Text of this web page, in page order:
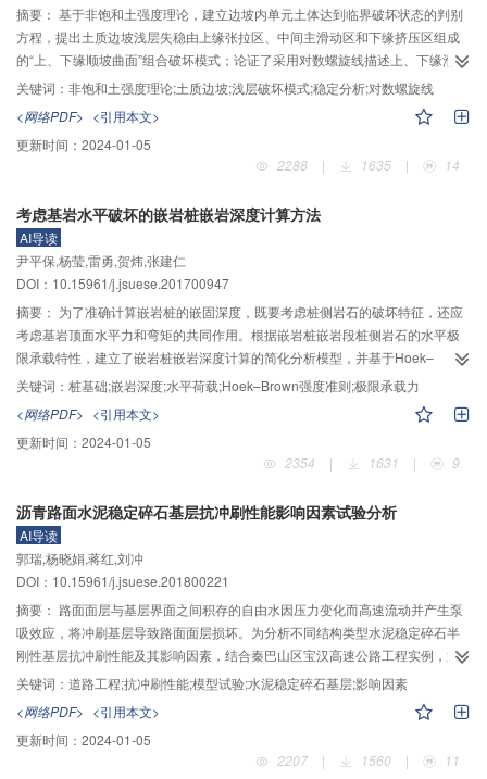
线亦基本重合；固结后期超静孔压消散曲线虽略有差异，但其对计算结果影响
甚微，可忽略。
摘要： 基于非饱和土强度理论，建立边坡内单元土体达到临界破坏状态的判别
方程，提出土质边坡浅层失稳由上缘张拉区、中间主滑动区和下缘挤压区组成
的“上、下缘顺坡曲面”组合破坏模式；论证了采用对数螺旋线描述上、下缘滑动
体破裂面形态的合理性，并采用极限平衡理论建立了适用于非饱和土质边坡浅
层破坏的稳定性分析方法。结果表明：“上、下缘顺坡曲面”组合破坏稳定分析方
法能够较好地反映滑坡深度z
之间的变化关系；对于饱
和土质边坡，内摩擦角和边坡坡度对边坡稳定性的影响非常小，土体黏聚力的
影响则要大得多；对于非饱和土质边坡，土体黏聚力和内摩擦角的减小及边坡
全稳定系数FS=1.0）时，随着土体饱和度的增加潜在滑坡体的破裂面逐渐向浅
层迁移，说明降雨入渗导致饱和度上升的土质边坡更容易发生浅层失稳破坏；
对于有限长度的土质边坡，无限长斜坡稳定分析方法得到的稳定安全系数偏于
保守，考虑了滑坡体上、下缘力学作用的组合破坏稳定分析方法更为合理准
确。
关键词： 非饱和土强度理论;土质边坡;浅层破坏模式;稳定分析;对数螺旋线
<网络PDF> <引用本文>
更新时间： 2024-01-05
2288
| 1635 | 14
考虑基岩水平破坏的嵌岩桩嵌岩深度计算方法
AI导读
尹平保,杨莹,雷勇,贺炜,张建仁
DOI：10.15961/j.jsuese.201700947
摘要： 为了准确计算嵌岩桩的嵌固深度，既要考虑桩侧岩石的破坏特征，还应
考虑基岩顶面水平力和弯矩的共同作用。根据嵌岩桩嵌岩段桩侧岩石的水平极
限承载特性，建立了嵌岩桩嵌岩深度计算的简化分析模型，并基于Hoek–
Brown强度准则和静力平衡原理，推导了考虑基岩顶面水平力和弯矩共同作用
的嵌岩桩嵌岩深度理论计算公式。算例对比分析发现，通过理论公式计算得到
的嵌岩深度值与规范方法的结果更为接近。在此基础上探讨了基岩顶面处水平
荷载、桩径、桩侧岩石抗压强度、岩石质量分类指标对嵌岩桩嵌固深度的影
响，计算结果表明：嵌岩深度随水平力增加近似呈现线性关系增大，随弯矩增
标RMR增加呈现非线性关系减小。保持其他条件相同，当桩径由1.0 m增大到
2.0 m和3.0 m时，对应的最小嵌岩深度约分别减小32%和44%；当岩石单轴抗
压强度由15 MPa增加到30、45和60 MPa时，对应的最小嵌岩深度分别减小
44.4%、59.7%及67.6%；当岩体地质力学分类指标RMR值由30增加到45、60
和75时，对应的最小嵌岩深度分别减小48.9%、72.3%及84.2%。与岩石单轴
抗压强度相比，岩体地质力学分类指标RMR对嵌岩深度的影响更为显著，当
RMR值大于85时，嵌岩深度不足1.0 m。实际工程设计时，应综合考虑岩石的
强度、质量以及桩径等方面以确定嵌岩桩的最佳嵌岩深度。
关键词： 桩基础;嵌岩深度;水平荷载;Hoek–Brown强度准则;极限承载力
<网络PDF> <引用本文>
更新时间： 2024-01-05
2354
| 1631 | 9
沥青路面水泥稳定碎石基层抗冲刷性能影响因素试验分析
AI导读
郭瑞,杨晓娟,蒋红,刘冲
DOI：10.15961/j.jsuese.201800221
摘要： 路面面层与基层界面之间积存的自由水因压力变化而高速流动并产生泵
吸效应，将冲刷基层导致路面面层损坏。为分析不同结构类型水泥稳定碎石半
刚性基层抗冲刷性能及其影响因素，结合秦巴山区宝汉高速公路工程实例，通
过室内抗冲刷模型试验对悬浮密实型、骨架密实型及骨架空隙型3种典型结构水
泥稳定碎石半刚性基层材料抗冲刷性能的影响因素、变化规律及机理进行了研
究。结果表明：随着水泥胶结料含量和强度等级、养生龄期等增加，3种类型水
泥稳定碎石半刚性基层的抗冲刷性能均随之提高；含水量和压实度过高或过低
均不利于水泥稳定碎石半刚性基层抗冲刷性能提高，实际工程中应严格控制混
关键词： 道路工程;抗冲刷性能;模型试验;水泥稳定碎石基层;影响因素
<网络PDF> <引用本文>
更新时间： 2024-01-05
2207
| 1560 | 11